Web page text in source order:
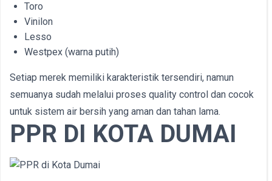
Toro
Vinilon
Lesso
Westpex (warna putih)
Setiap merek memiliki karakteristik tersendiri, namun
semuanya sudah melalui proses quality control dan cocok
untuk sistem air bersih yang aman dan tahan lama.
PPR DI KOTA DUMAI